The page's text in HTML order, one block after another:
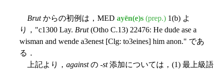
Brutからの初例は，MED ayēn(e)s (prep.) 1(b) よ
り，"c1300 Lay. Brut(Otho C.13) 22476: He dude ase a
wisman and wende a3enest [Clg: to3eines] him anon." であ
る．
上記より， againstの -st添加については，(1) 最上級語